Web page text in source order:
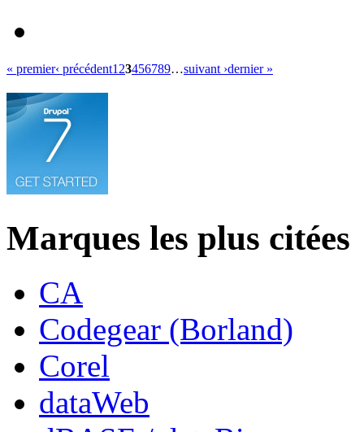
« premier‹ précédent123456789…suivant ›dernier »
Marques les plus citées
CA
Codegear (Borland)
Corel
dataWeb